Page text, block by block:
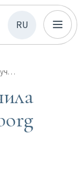
RU
Barut Hemera Получила Награду Ving Tjareborg Spies Award 2025